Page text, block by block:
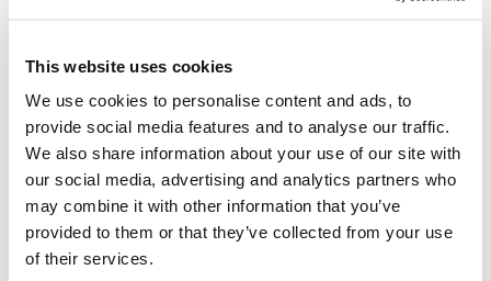
This website uses cookies
We use cookies to personalise content and ads, to
provide social media features and to analyse our traffic.
We also share information about your use of our site with
our social media, advertising and analytics partners who
may combine it with other information that you’ve
provided to them or that they’ve collected from your use
of their services.
La lista de países incluye 8 opciones: Francia (número SMS 81001),
(número SMS 64747), Canadá (número SMS 60999), Alemania
(número SMS 63000), España (número SMS 35064), y Reino Unido
(número SMS 60999).
Al parecer, los autores del virus cometieron un error en el código.
El troyano envía un mensaje SMS mediante la claseSmsManager
con el métodosendTextMessage
smsmanager.sendTextMessage(s1, null, s2, pendingintent,
pendingintent1)